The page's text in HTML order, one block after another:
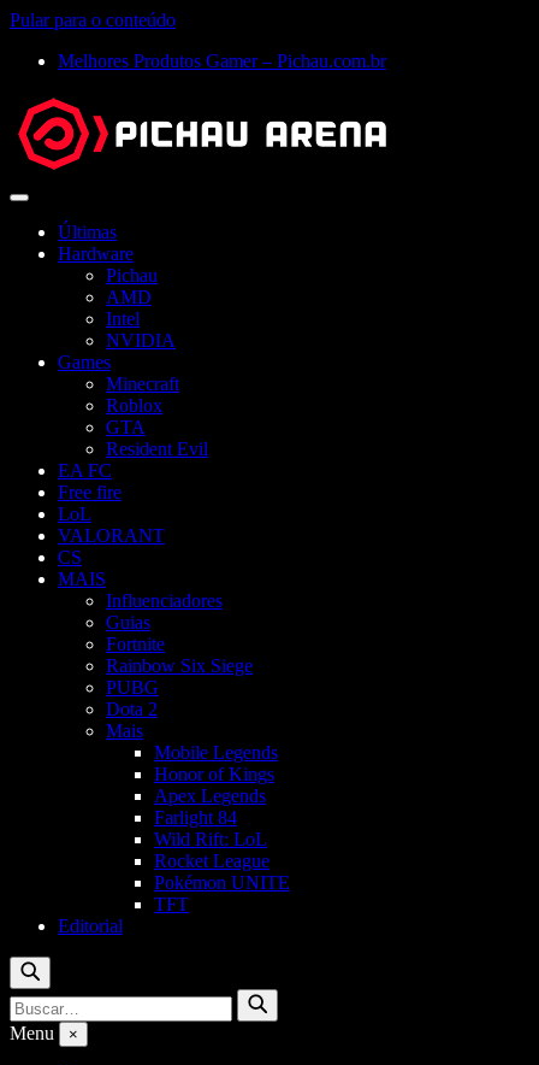
Pular para o conteúdo
Melhores Produtos Gamer – Pichau.com.br
Abrir
Últimas
Hardware
Pichau
AMD
Intel
NVIDIA
Games
Minecraft
Roblox
GTA
Resident Evil
EA FC
Free fire
LoL
VALORANT
CS
MAIS
Influenciadores
Guias
Fortnite
Rainbow Six Siege
PUBG
Dota 2
Mais
Mobile Legends
Honor of Kings
Apex Legends
Farlight 84
Wild Rift: LoL
Rocket League
Pokémon UNITE
TFT
Editorial
Buscar
Buscar
por:
Buscar
Menu ×